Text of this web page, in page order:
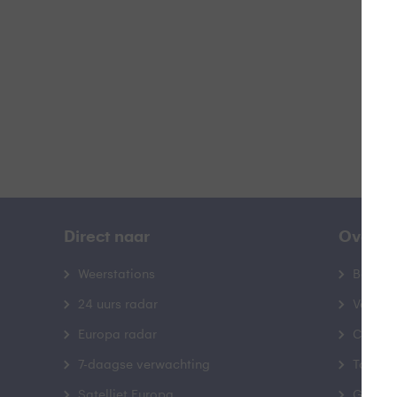
Direct naar
Weerstations
24 uurs radar
Europa radar
7-daagse verwachting
Over
Contact